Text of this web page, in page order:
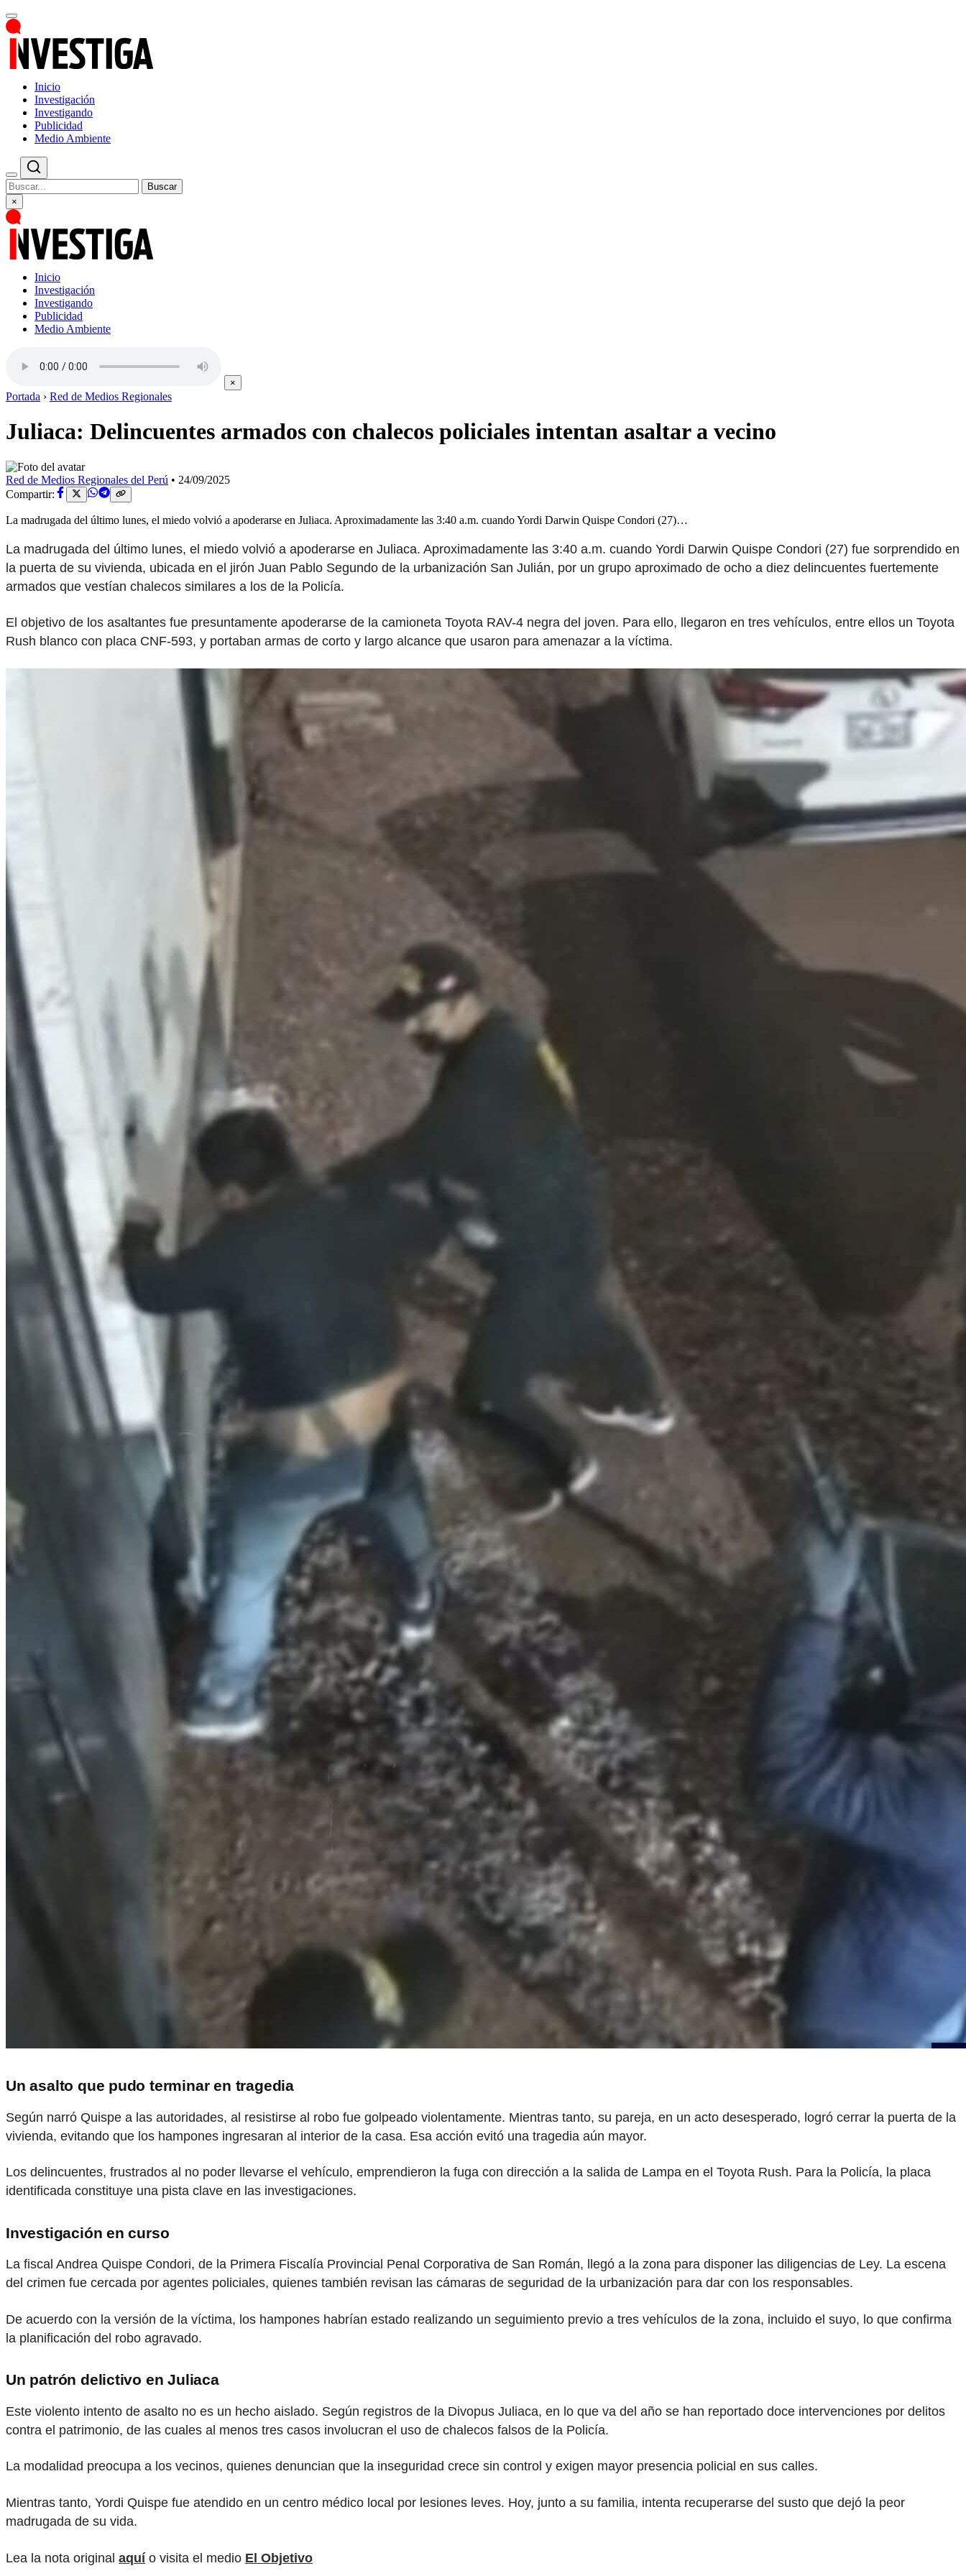
Inicio
Investigación
Investigando
Publicidad
Medio Ambiente
Buscar
×
Inicio
Investigación
Investigando
Publicidad
Medio Ambiente
×
Portada › Red de Medios Regionales
Juliaca: Delincuentes armados con chalecos policiales intentan asaltar a vecino
Red de Medios Regionales del Perú • 24/09/2025
Compartir:
La madrugada del último lunes, el miedo volvió a apoderarse en Juliaca. Aproximadamente las 3:40 a.m. cuando Yordi Darwin Quispe Condori (27)…
La madrugada del último lunes, el miedo volvió a apoderarse en Juliaca. Aproximadamente las 3:40 a.m. cuando Yordi Darwin Quispe Condori (27) fue sorprendido en
la puerta de su vivienda, ubicada en el jirón Juan Pablo Segundo de la urbanización San Julián, por un grupo aproximado de ocho a diez delincuentes fuertemente
armados que vestían chalecos similares a los de la Policía.
El objetivo de los asaltantes fue presuntamente apoderarse de la camioneta Toyota RAV-4 negra del joven. Para ello, llegaron en tres vehículos, entre ellos un Toyota
Rush blanco con placa CNF-593, y portaban armas de corto y largo alcance que usaron para amenazar a la víctima.
Un asalto que pudo terminar en tragedia
Según narró Quispe a las autoridades, al resistirse al robo fue golpeado violentamente. Mientras tanto, su pareja, en un acto desesperado, logró cerrar la puerta de la
vivienda, evitando que los hampones ingresaran al interior de la casa. Esa acción evitó una tragedia aún mayor.
Los delincuentes, frustrados al no poder llevarse el vehículo, emprendieron la fuga con dirección a la salida de Lampa en el Toyota Rush. Para la Policía, la placa
identificada constituye una pista clave en las investigaciones.
Investigación en curso
La fiscal Andrea Quispe Condori, de la Primera Fiscalía Provincial Penal Corporativa de San Román, llegó a la zona para disponer las diligencias de Ley. La escena
del crimen fue cercada por agentes policiales, quienes también revisan las cámaras de seguridad de la urbanización para dar con los responsables.
De acuerdo con la versión de la víctima, los hampones habrían estado realizando un seguimiento previo a tres vehículos de la zona, incluido el suyo, lo que confirma
la planificación del robo agravado.
Un patrón delictivo en Juliaca
Este violento intento de asalto no es un hecho aislado. Según registros de la Divopus Juliaca, en lo que va del año se han reportado doce intervenciones por delitos
contra el patrimonio, de las cuales al menos tres casos involucran el uso de chalecos falsos de la Policía.
La modalidad preocupa a los vecinos, quienes denuncian que la inseguridad crece sin control y exigen mayor presencia policial en sus calles.
Mientras tanto, Yordi Quispe fue atendido en un centro médico local por lesiones leves. Hoy, junto a su familia, intenta recuperarse del susto que dejó la peor
madrugada de su vida.
Lea la nota original aquío visita el medio El Objetivo